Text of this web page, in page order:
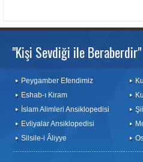
"Kişi Sevdiği ile Beraberdir"
Peygamber Efendimiz
Eshab-ı Kiram
İslam Alimleri Ansiklopedisi
Evliyalar Ansiklopedisi
Silsile-i Âliyye